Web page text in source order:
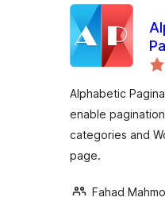
Alphabetic
enable
categories and
page.
Fahad